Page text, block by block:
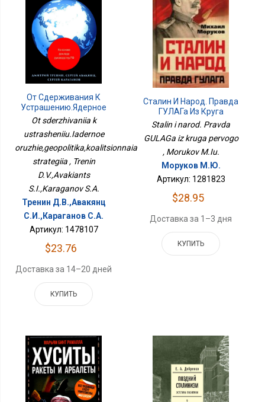
От Сдерживания К
Устрашению.Ядерное
Оружие,геополитика,коалиционная
Ot sderzhivaniia k
ustrasheniiu.Iadernoe
oruzhie,geopolitika,koalitsionnaia
strategiia , Trenin
D.V.,Avakiants
S.I.,Karaganov S.A.
Тренин Д.В.,Авакянц
С.И.,Караганов С.А.
Артикул: 1478107
$23.76
Доставка за 14–20 дней
КУПИТЬ
Сталин И Народ. Правда
ГУЛАГа Из Круга
Первого
Stalin i narod. Pravda
GULAGa iz kruga pervogo
, Morukov M.Iu.
Моруков М.Ю.
Артикул: 1281823
$28.95
Доставка за 1–3 дня
КУПИТЬ